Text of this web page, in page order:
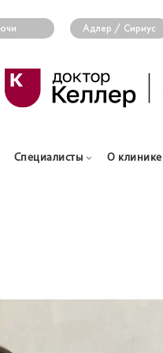
Адлер / Сириус
Специалисты О клинике